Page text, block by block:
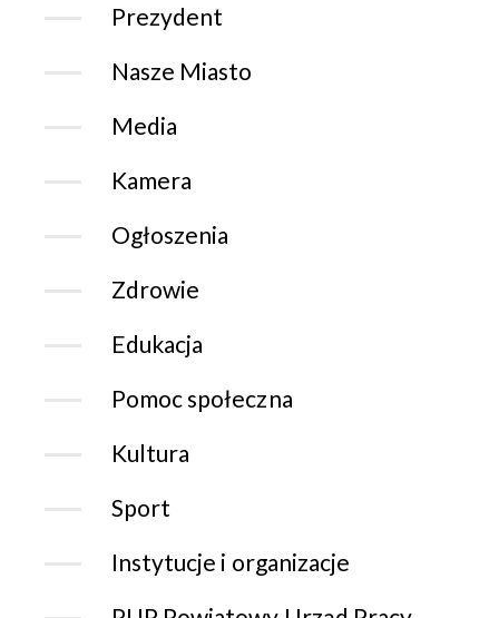
Prezydent
Nasze Miasto
Media
Kamera
Ogłoszenia
Zdrowie
Edukacja
Pomoc społeczna
Kultura
Sport
Instytucje i organizacje